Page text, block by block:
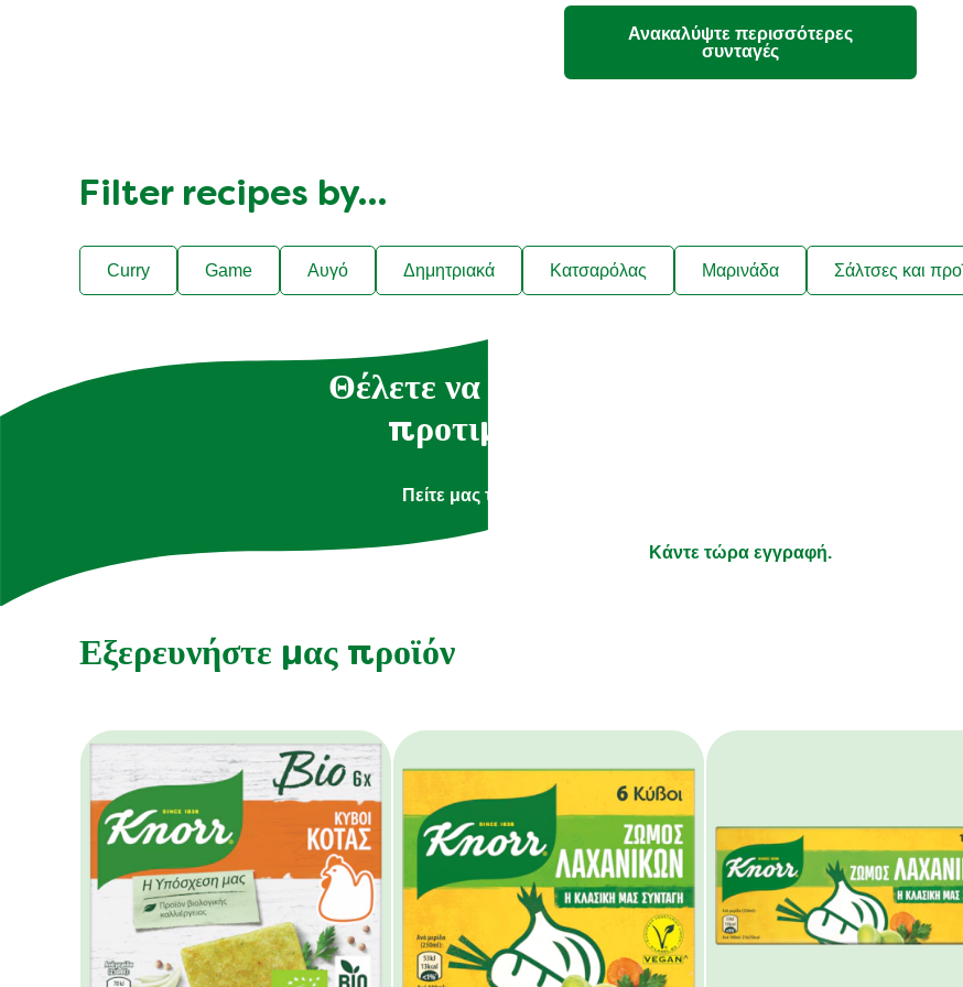
Ανακαλύψτε περισσότερες
συνταγές
Filter recipes by…
Curry Game Αυγό Δημητριακά Κατσαρόλας Μαρινάδα Σάλτσες και
Θέλετε να λαμβάνετε συνταγές που να
προτιμήσεις σας και νέα για τα
Πείτε μας τι απολαμβάνετε να μαγειρεύετε και τα υπόλοιπα
Κάντε τώρα εγγραφή.
Εξερευνήστε μας προϊόν